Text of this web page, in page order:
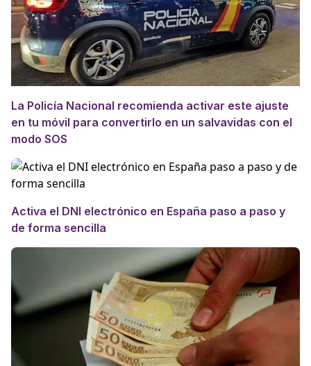
La Policía Nacional recomienda activar este ajuste
en tu móvil para convertirlo en un salvavidas con el
modo SOS
Activa el DNI electrónico en España paso a paso y
de forma sencilla